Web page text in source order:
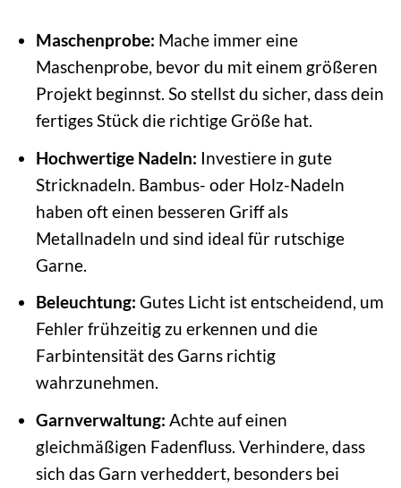
Maschenprobe: Mache immer eine
Maschenprobe, bevor du mit einem größeren
Projekt beginnst. So stellst du sicher, dass dein
fertiges Stück die richtige Größe hat.
Hochwertige Nadeln: Investiere in gute
Stricknadeln. Bambus- oder Holz-Nadeln
haben oft einen besseren Griff als
Metallnadeln und sind ideal für rutschige
Garne.
Beleuchtung: Gutes Licht ist entscheidend, um
Fehler frühzeitig zu erkennen und die
Farbintensität des Garns richtig
wahrzunehmen.
Garnverwaltung: Achte auf einen
gleichmäßigen Fadenfluss. Verhindere, dass
sich das Garn verheddert, besonders bei